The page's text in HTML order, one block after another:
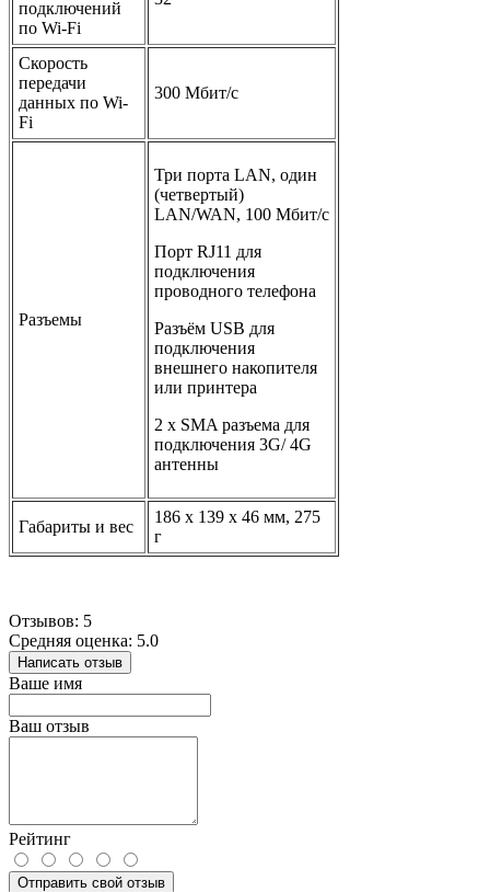
подключений
по Wi-Fi
Скорость
передачи
данных по Wi-
Fi
300 Мбит/с
Разъемы
Три порта LAN, один
(четвертый)
LAN/WAN, 100 Мбит/с
Порт RJ11 для
подключения
проводного телефона
Разъём USB для
подключения
внешнего накопителя
или принтера
2 x SMA разъема для
подключения 3G/ 4G
антенны
Габариты и вес
186 x 139 x 46 мм, 275
г
Отзывов: 5
Средняя оценка: 5.0
Написать отзыв
Ваше имя
Ваш отзыв
Рейтинг
Отправить свой отзыв